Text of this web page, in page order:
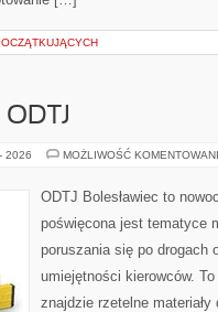
2026 MOŻLIWOŚĆ
ODTJ Bolesławiec to
poświęcona jest tematyce
poruszania się po drogach
umiejętności kierowców.
znajdzie rzetelne